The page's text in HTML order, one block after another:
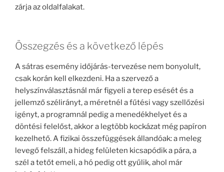
zárja az oldalfalakat.
Összegzés és a következő lépés
A sátras esemény időjárás-tervezése nem bonyolult,
csak korán kell elkezdeni. Ha a szervező a
helyszínválasztásnál már figyeli a terep esését és a
jellemző szélirányt, a méretnél a fűtési vagy szellőzési
igényt, a programnál pedig a menedékhelyet és a
döntési felelőst, akkor a legtöbb kockázat még papíron
kezelhető. A fizikai összefüggések állandóak: a meleg
levegő felszáll, a hideg felületen kicsapódik a pára, a
szél a tetőt emeli, a hó pedig ott gyűlik, ahol már